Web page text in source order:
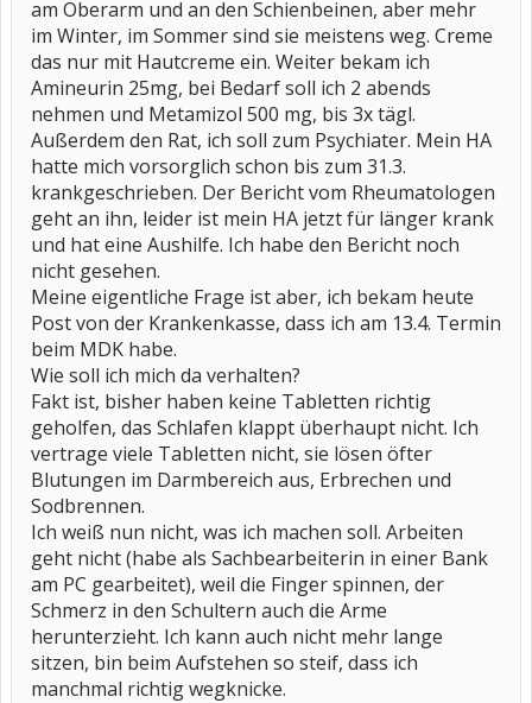
am Oberarm und an den Schienbeinen, aber mehr
im Winter, im Sommer sind sie meistens weg. Creme
das nur mit Hautcreme ein. Weiter bekam ich
Amineurin 25mg, bei Bedarf soll ich 2 abends
nehmen und Metamizol 500 mg, bis 3x tägl.
Außerdem den Rat, ich soll zum Psychiater. Mein HA
hatte mich vorsorglich schon bis zum 31.3.
krankgeschrieben. Der Bericht vom Rheumatologen
geht an ihn, leider ist mein HA jetzt für länger krank
und hat eine Aushilfe. Ich habe den Bericht noch
nicht gesehen.
Meine eigentliche Frage ist aber, ich bekam heute
Post von der Krankenkasse, dass ich am 13.4. Termin
beim MDK habe.
Wie soll ich mich da verhalten?
Fakt ist, bisher haben keine Tabletten richtig
geholfen, das Schlafen klappt überhaupt nicht. Ich
vertrage viele Tabletten nicht, sie lösen öfter
Blutungen im Darmbereich aus, Erbrechen und
Sodbrennen.
Ich weiß nun nicht, was ich machen soll. Arbeiten
geht nicht (habe als Sachbearbeiterin in einer Bank
am PC gearbeitet), weil die Finger spinnen, der
Schmerz in den Schultern auch die Arme
herunterzieht. Ich kann auch nicht mehr lange
sitzen, bin beim Aufstehen so steif, dass ich
manchmal richtig wegknicke.